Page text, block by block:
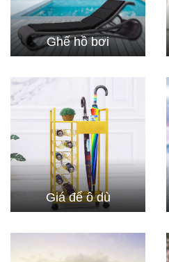
Ghế hồ bơi
Giá để ô dù